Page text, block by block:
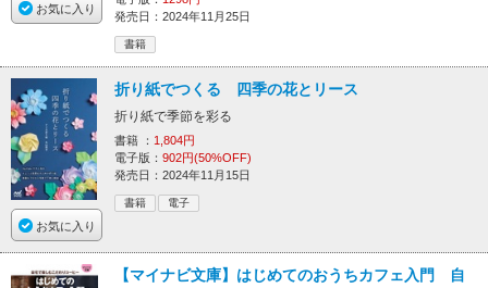
お気に入り
発売日：2024年11月25日
書籍
お気に入り
折り紙でつくる 四季の花とリース
折り紙で季節を彩る
書籍 ： 1,804円
電子版： 902円(50%OFF)
発売日：2024年11月15日
書籍 電子
【マイナビ文庫】はじめてのおうちカフェ入門 自